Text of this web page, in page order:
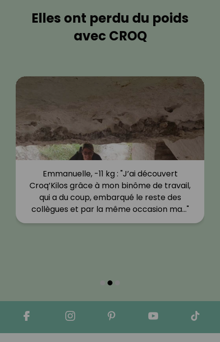
Elles ont perdu du poids
avec CROQ
Emmanuelle, -11 kg : "J’ai découvert
Croq’Kilos grâce à mon binôme de travail,
qui a du coup, embarqué le reste des
collègues et par la même occasion ma…"